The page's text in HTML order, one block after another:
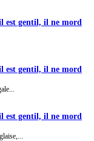
est gentil, il ne mord
est gentil, il ne mord
est gentil, il ne mord